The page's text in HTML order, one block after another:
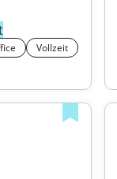
Vollzeit